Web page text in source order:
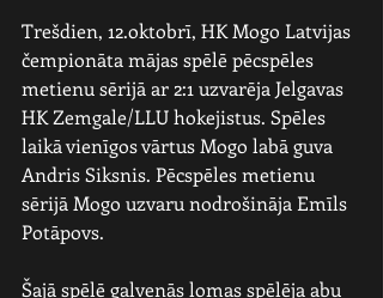
Trešdien, 12.oktobrī, HK Mogo Latvijas
čempionāta mājas spēlē pēcspēles
metienu sērijā ar 2:1 uzvarēja Jelgavas
HK Zemgale/LLU hokejistus. Spēles
laikā vienīgos vārtus Mogo labā guva
Andris Siksnis. Pēcspēles metienu
sērijā Mogo uzvaru nodrošināja Emīls
Potāpovs.
Šajā spēlē galvenās lomas spēlēja abu